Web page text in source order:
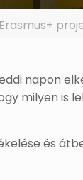
napon
milyen is
és